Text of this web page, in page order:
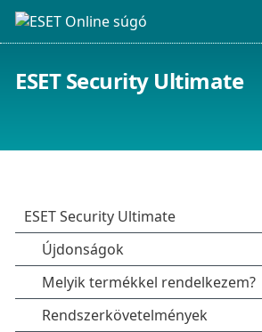
ESET Security Ultimate